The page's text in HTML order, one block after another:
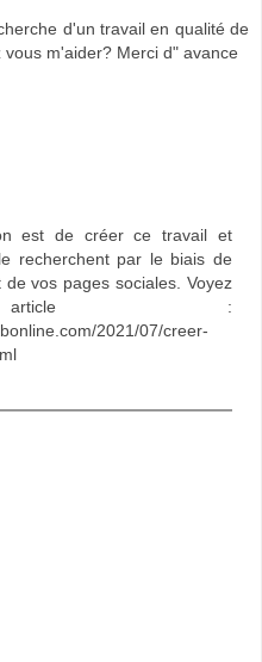
d'un travail en qualité de
m'aider? Merci d" avance
est de créer ce travail et
recherchent par le biais de
vos pages sociales. Voyez
:
2021/07/creer-